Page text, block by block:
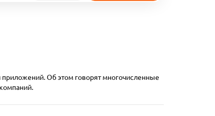
Об этом говорят многочисленные